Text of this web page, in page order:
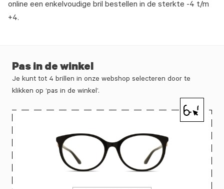
online een enkelvoudige bril bestellen in de sterkte -4 t/m
+4.
Pas in de winkel
Je kunt tot 4 brillen in onze webshop selecteren door te
klikken op ‘pas in de winkel’.